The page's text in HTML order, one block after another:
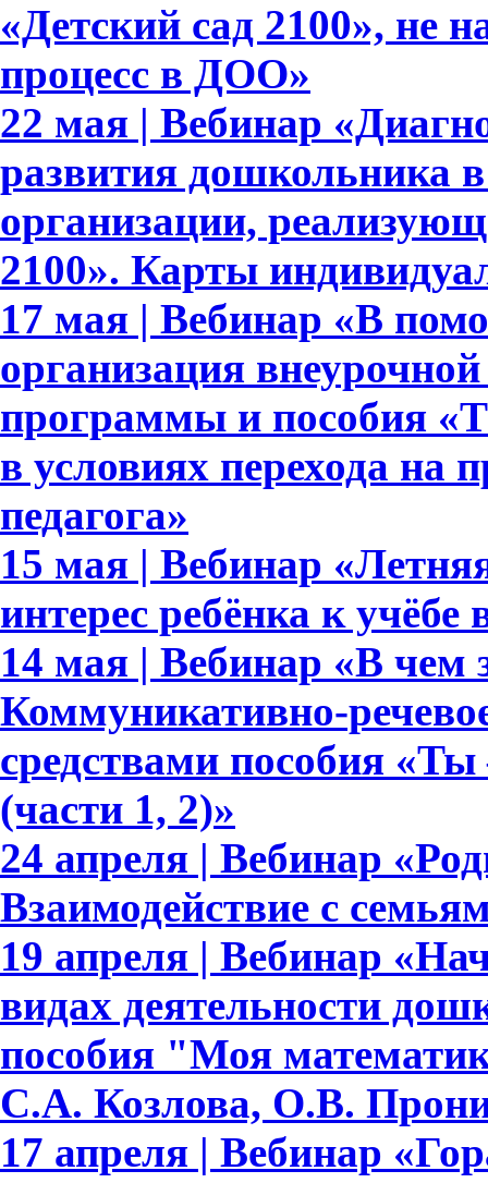
«Детский сад 2100», не
процесс в ДОО»
22 мая | Вебинар
развития дошкольника
организации,
2100». Карты
17 мая | Вебинар «В
организация
программы и пособия
в условиях перехода на
педагога»
15 мая | Вебинар
интерес ребёнка к
14 мая | Вебинар «В чем
Коммуникативно-
средствами пособия
(части 1, 2)»
24 апреля | Вебинар
Взаимодействие с
19 апреля | Вебинар
видах деятельности
пособия "Моя
С.А. Козлова, О.В.
17 апреля | Вебинар